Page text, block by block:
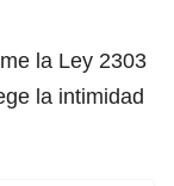
la Ley 2303
la intimidad